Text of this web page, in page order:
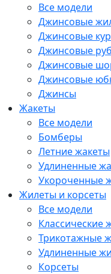
Все модели
Джинсовые
Джинсовые
Джинсовые
Джинсовые
Джинсовые
Джинсы
Жакеты
Все модели
Бомберы
Летние жакеты
Удлиненные
Укороченные
Жилеты и корсеты
Все модели
Классические
Трикотажные
Удлиненные
Корсеты